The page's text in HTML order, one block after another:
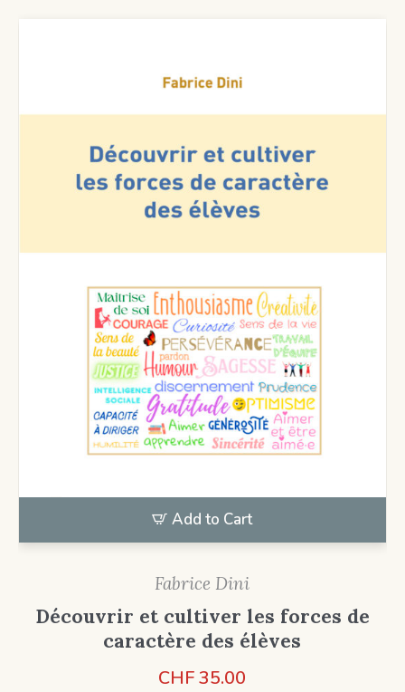
Add to Cart
Fabrice Dini
Découvrir et cultiver les forces de
caractère des élèves
CHF 35.00